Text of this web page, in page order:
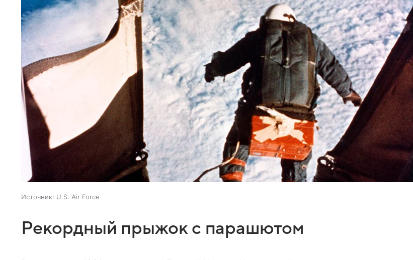
Источник: U.S. Air Force
Рекордный прыжок с парашютом